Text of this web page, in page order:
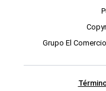
Grupo El